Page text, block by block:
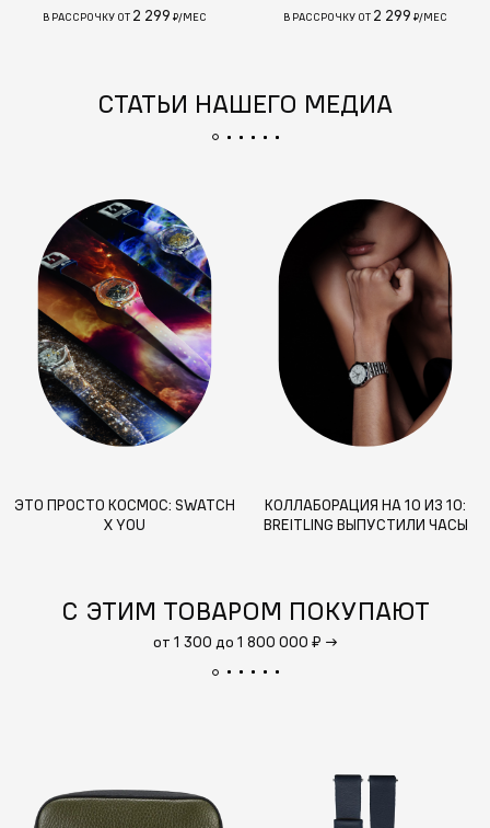
В РАССРОЧКУ ОТ 2 299 ₽/МЕС В РАССРОЧКУ ОТ 2 299 ₽/МЕС
СТАТЬИ НАШЕГО МЕДИА
ЭТО ПРОСТО КОСМОС: SWATCH
X YOU
КОЛЛАБОРАЦИЯ НА 10 ИЗ 10:
BREITLING ВЫПУСТИЛИ ЧАСЫ
С ЭТИМ ТОВАРОМ ПОКУПАЮТ
от 1 300 до 1 800 000 ₽ →